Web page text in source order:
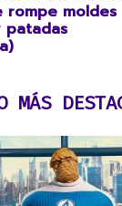
rompe moldes
patadas
MÁS